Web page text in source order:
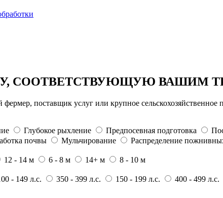
СООТВЕТСТВУЮЩУЮ ВАШИМ
поставщик услуг или крупное
Глубокое рыхление Предпосевная подготовка
почвы Мульчирование Распределение
12 - 14 м 6 - 8 м 14+ м
8 - 10 м
- 149 л.с. 350 - 399 л.с. 150 - 199 л.с. 400 - 499 л.с.